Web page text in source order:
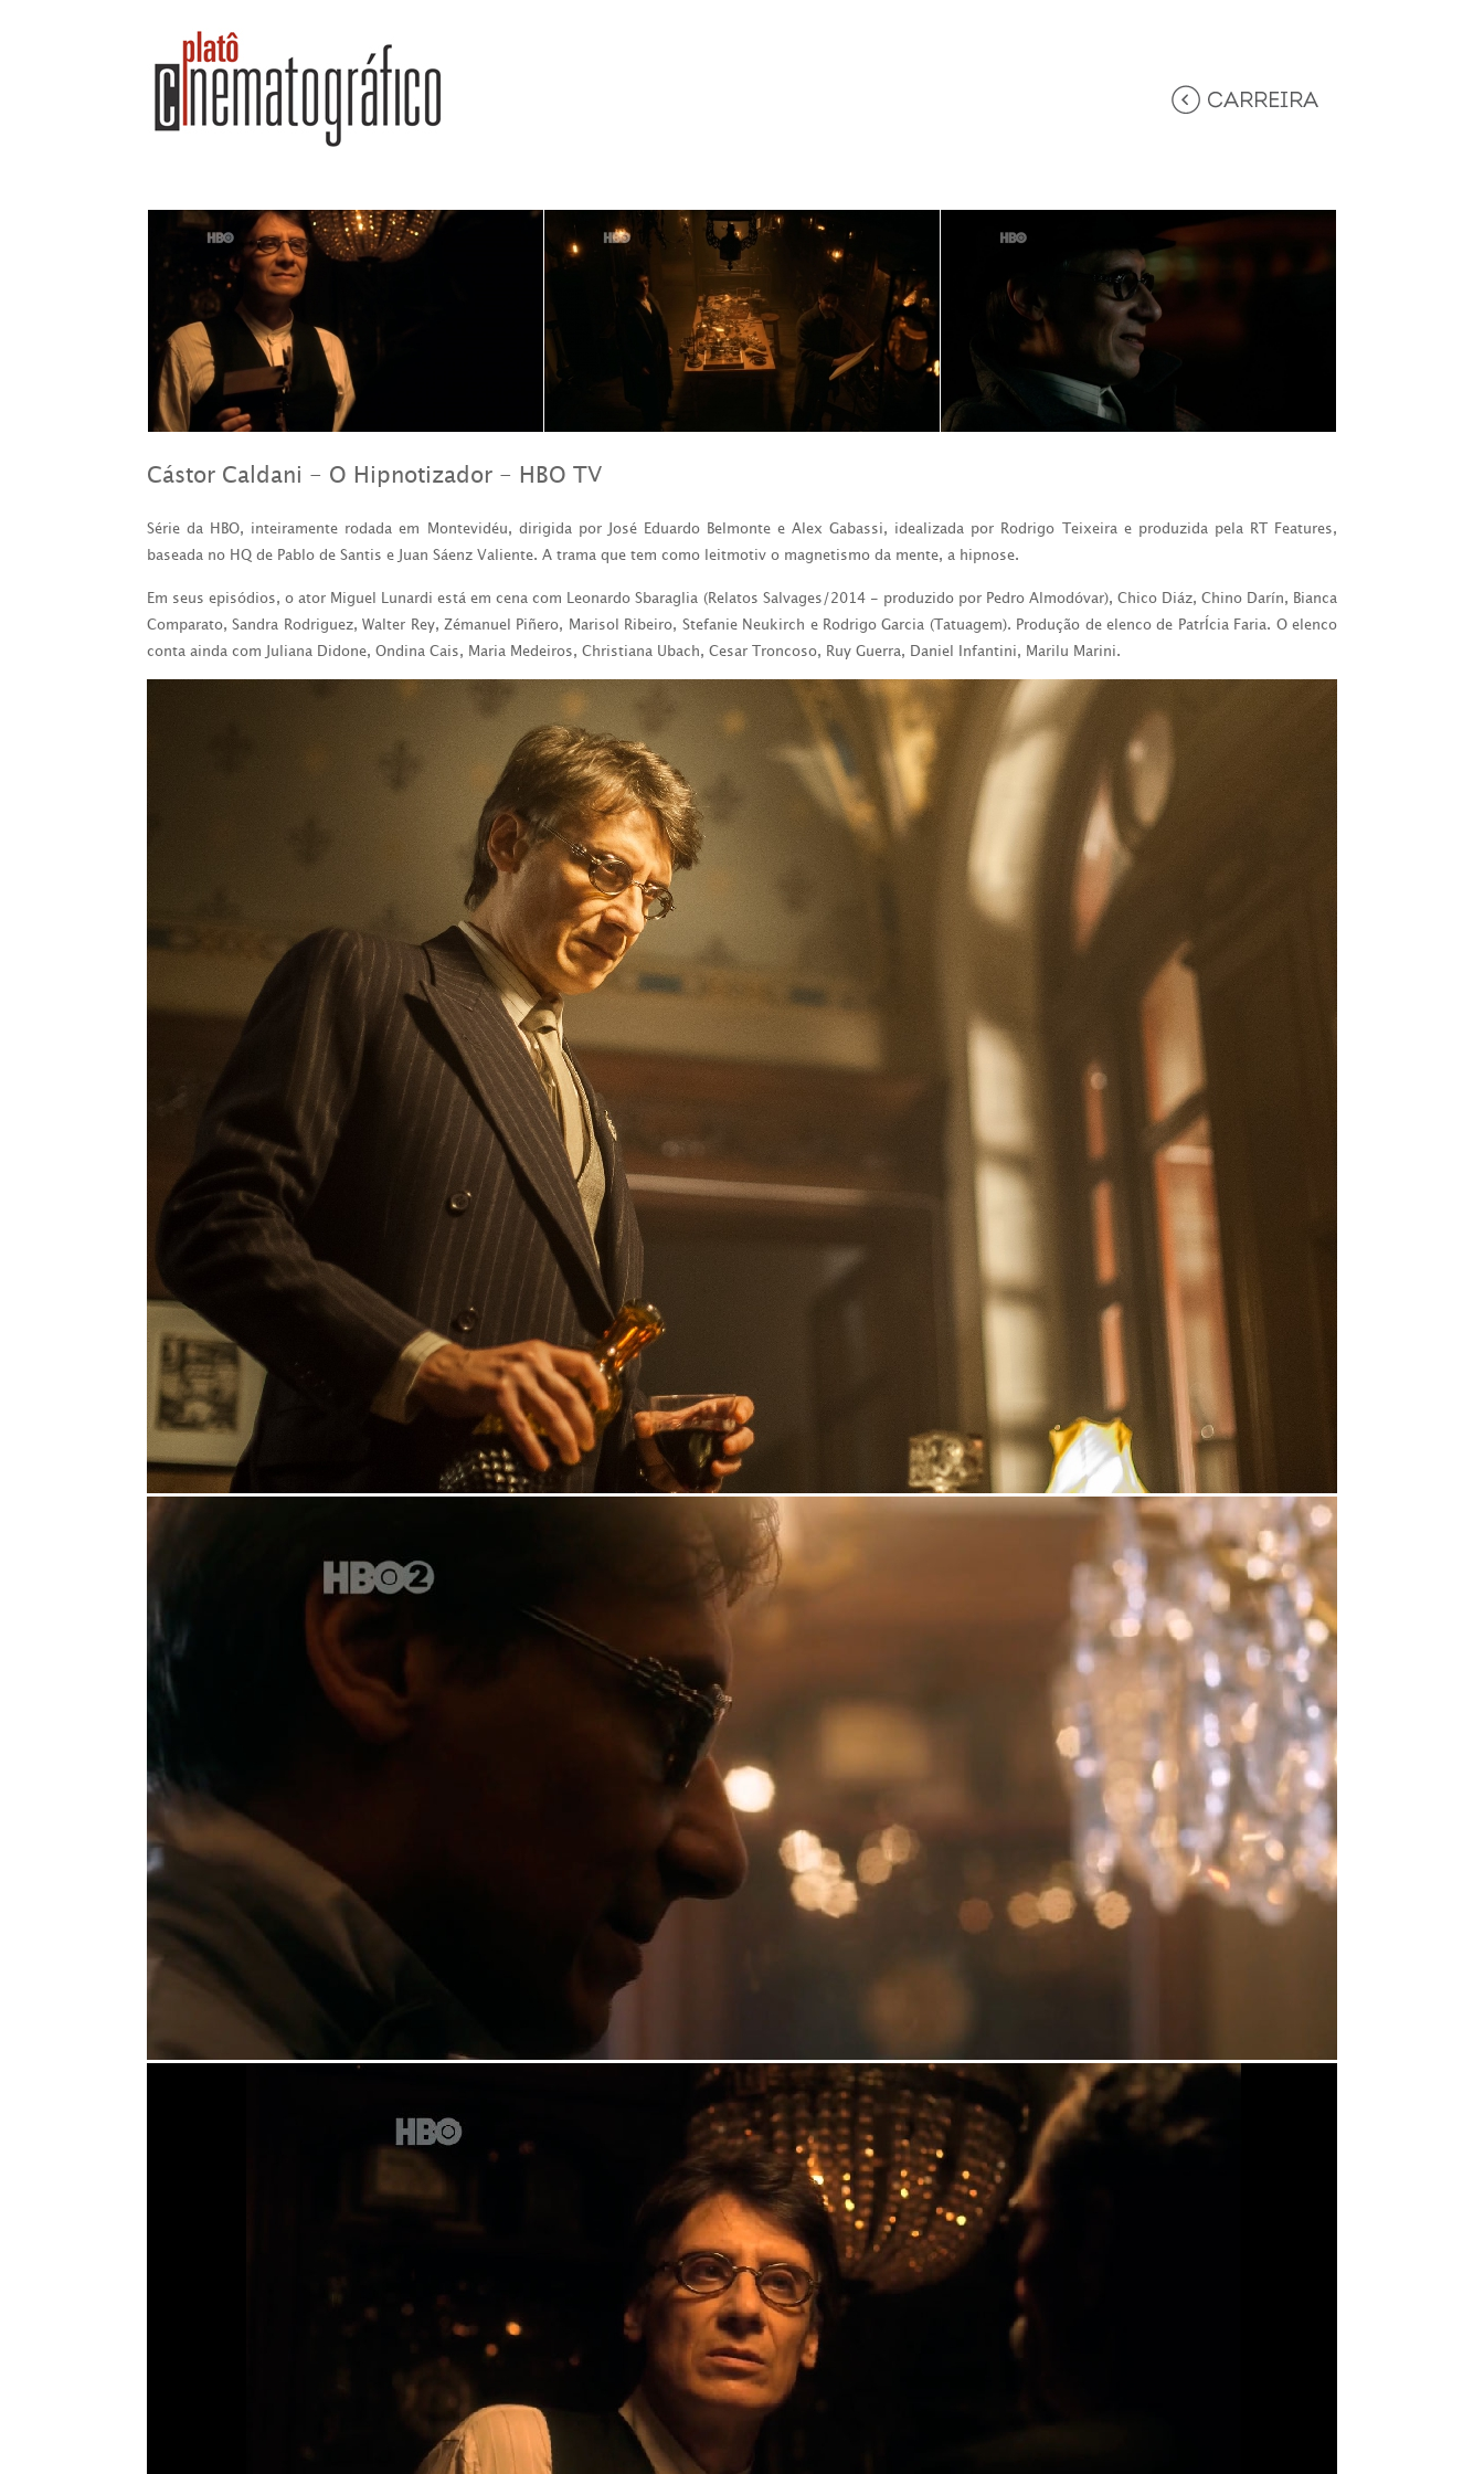
Cástor Caldani - O Hipnotizador - HBO TV
Série da HBO, inteiramente rodada em Montevidéu, dirigida por José Eduardo Belmonte e Alex Gabassi, idealizada por Rodrigo Teixeira e produzida pela RT Features,
baseada no HQ de Pablo de Santis e Juan Sáenz Valiente. A trama que tem como leitmotiv o magnetismo da mente, a hipnose.
Em seus episódios, o ator Miguel Lunardi está em cena com Leonardo Sbaraglia (Relatos Salvages/2014 - produzido por Pedro Almodóvar), Chico Diáz, Chino Darín, Bianca
Comparato, Sandra Rodriguez, Walter Rey, Zémanuel Piñero, Marisol Ribeiro, Stefanie Neukirch e Rodrigo Garcia (Tatuagem). Produção de elenco de PatrÍcia Faria. O elenco
conta ainda com Juliana Didone, Ondina Cais, Maria Medeiros, Christiana Ubach, Cesar Troncoso, Ruy Guerra, Daniel Infantini, Marilu Marini.